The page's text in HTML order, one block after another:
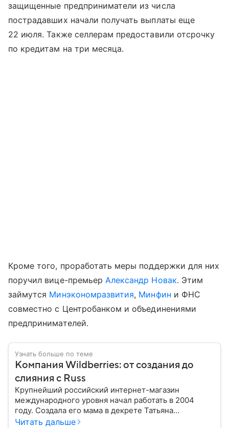
защищенные предприниматели из числа
пострадавших начали получать выплаты еще
22 июля. Также селлерам предоставили отсрочку
по кредитам на три месяца.
Кроме того, проработать меры поддержки для них
поручил вице-премьерАлександр Новак. Этим
займутся Минэкономразвития, Минфин и ФНС
совместно с Центробанком и объединениями
предпринимателей.
Узнать больше по теме
Компания Wildberries: от создания до
слияния с Russ
Крупнейший российский интернет-магазин
международного уровня начал работать в 2004
году. Создала его мама в декрете Татьяна
Бакальчук. Сегодня владелица Wildberries — одна
Читать дальше